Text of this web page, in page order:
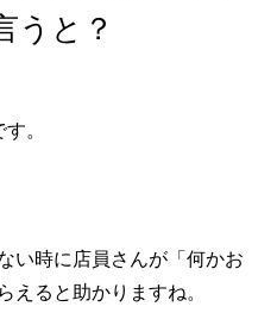
うと？
。
い時に店員さんが「何かお
ると助かりますね。